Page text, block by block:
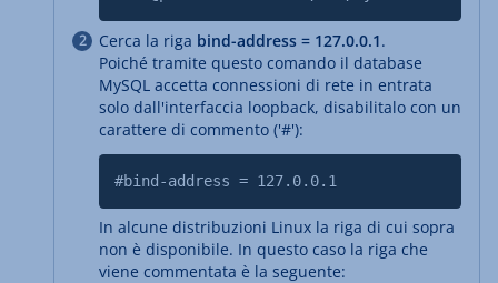
Cerca la riga bind-address = 127.0.0.1.
Poiché tramite questo comando il database
MySQL accetta connessioni di rete in entrata
solo dall'interfaccia loopback, disabilitalo con un
carattere di commento ('#'):
#bind-address = 127.0.0.1
In alcune distribuzioni Linux la riga di cui sopra
non è disponibile. In questo caso la riga che
viene commentata è la seguente: